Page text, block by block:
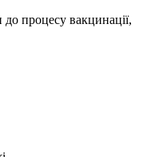
до процесу вакцинації,